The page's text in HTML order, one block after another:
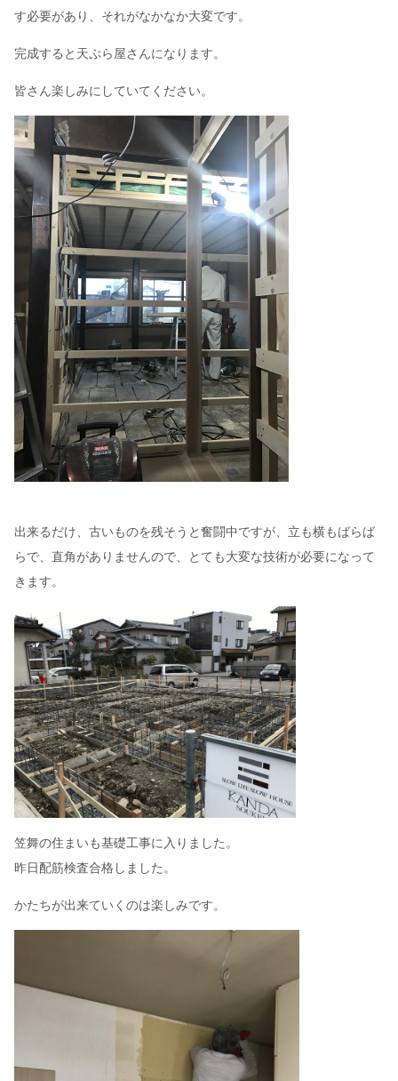
す必要があり、それがなかなか大変です。
完成すると天ぷら屋さんになります。
皆さん楽しみにしていてください。
出来るだけ、古いものを残そうと奮闘中ですが、立も横もばらば
らで、直角がありませんので、とても大変な技術が必要になって
きます。
笠舞の住まいも基礎工事に入りました。
昨日配筋検査合格しました。
かたちが出来ていくのは楽しみです。